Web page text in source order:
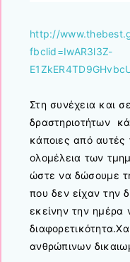
http://
fbclid=IwAR3l3Z-
Στη συνέχεια και
δραστηριοτήτων
κάποιες από αυτές
ολομέλεια των
ώστε να δώσουμε
που δεν είχαν την
εκείνην την ημέρα
ανθρώπινων